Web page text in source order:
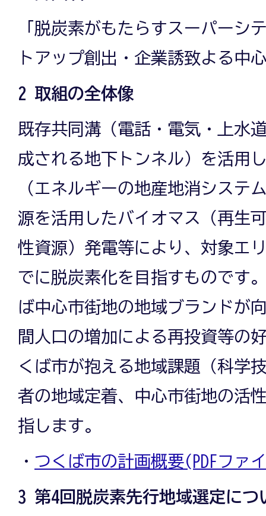
「脱炭素がもたらすスーパーシ
トアップ創出・企業誘致よる中
2 取組の全体像
既存共同溝（電話・電気・上水
成される地下トンネル）を活用
（エネルギーの地産地消システ
源を活用したバイオマス（再生
性資源）発電等により、対象エ
でに脱炭素化を目指すものです
ば中心市街地の地域ブランドが
間人口の増加による再投資等の
くば市が抱える地域課題（科学
者の地域定着、中心市街地の活
指します。
・ つくば市の計画概要(PDFファ
3 第4回脱炭素先行地域選定につ